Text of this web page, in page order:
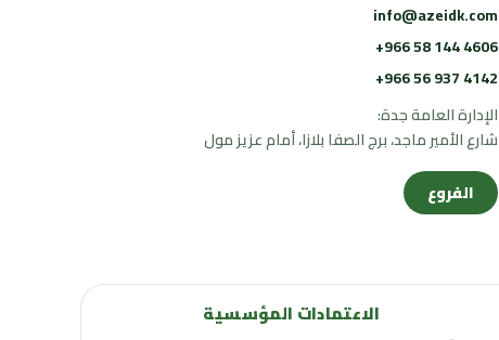
info@azeidk.com
+966 58 144 4606
+966 56 937 4142
الإدارة العامة جدة:
شارع الأمير ماجد، برج الصفا بلازا، أمام عزيز مول
الفروع
الاعتمادات المؤسسية